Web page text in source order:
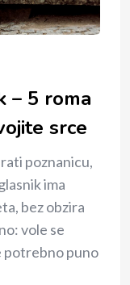
– 5 roma
srce
poznanicu,
ima
bez obzira
vole se
potrebno puno